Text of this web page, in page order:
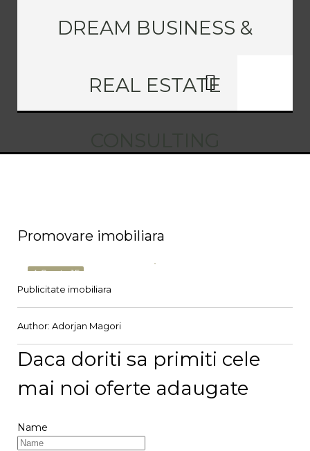
DREAM BUSINESS &
REAL ESTATE
Promovare imobiliara
4 Sept., 15
Publicitate imobiliara
Author: Adorjan Magori
Daca doriti sa primiti cele
mai noi oferte adaugate
Name